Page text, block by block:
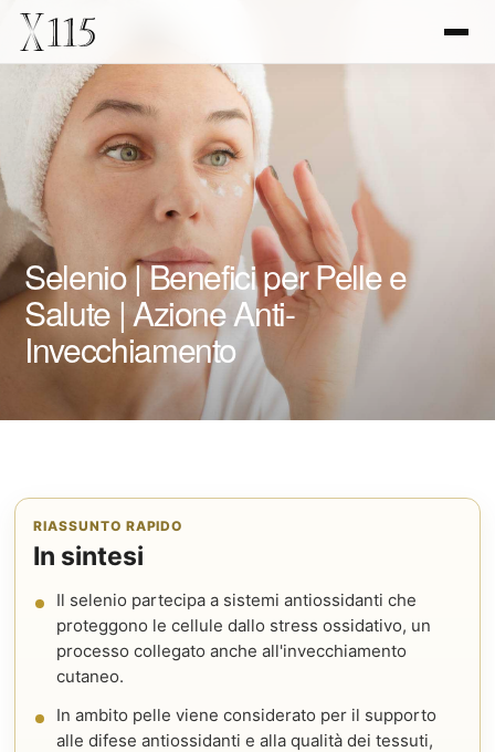
Selenio | Benefici per Pelle e
Salute | Azione Anti-
Invecchiamento
RIASSUNTO RAPIDO
In sintesi
Il selenio partecipa a sistemi antiossidanti che
proteggono le cellule dallo stress ossidativo, un
processo collegato anche all'invecchiamento
cutaneo.
In ambito pelle viene considerato per il supporto
alle difese antiossidanti e alla qualità dei tessuti,